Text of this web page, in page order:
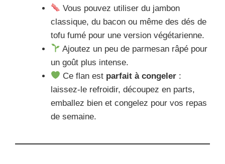
Vous pouvez utiliser du jambon
classique, du bacon ou même des dés de
tofu fumé pour une version végétarienne.
Ajoutez un peu de parmesan râpé pour
un goût plus intense.
Ce flan est parfait à congeler :
laissez-le refroidir, découpez en parts,
emballez bien et congelez pour vos repas
de semaine.